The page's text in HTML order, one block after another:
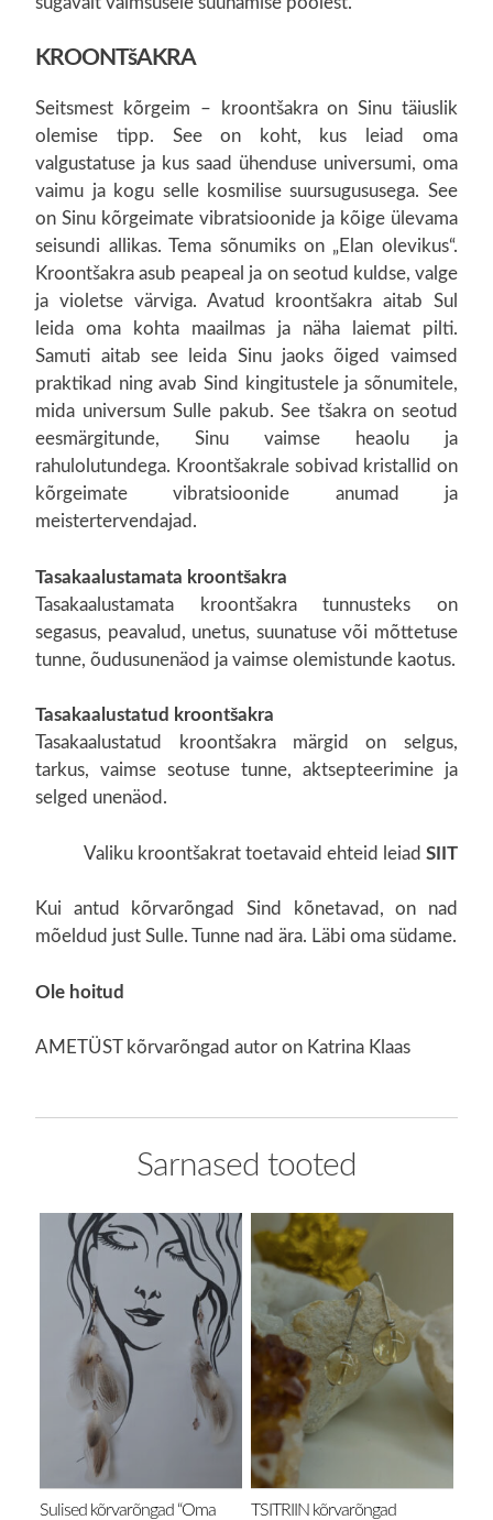
KROONTšAKRA
Seitsmest kõrgeim – kroontšakra on Sinu täiuslik
olemise tipp. See on koht, kus leiad oma
valgustatuse ja kus saad ühenduse universumi, oma
vaimu ja kogu selle kosmilise suursugususega. See
on Sinu kõrgeimate vibratsioonide ja kõige ülevama
seisundi allikas. Tema sõnumiks on „Elan olevikus“.
Kroontšakra asub peapeal ja on seotud kuldse, valge
ja violetse värviga. Avatud kroontšakra aitab Sul
leida oma kohta maailmas ja näha laiemat pilti.
Samuti aitab see leida Sinu jaoks õiged vaimsed
praktikad ning avab Sind kingitustele ja sõnumitele,
mida universum Sulle pakub. See tšakra on seotud
eesmärgitunde, Sinu vaimse heaolu ja
rahulolutundega. Kroontšakrale sobivad kristallid on
kõrgeimate vibratsioonide anumad ja
meistertervendajad.
Tasakaalustamata kroontšakra
Tasakaalustamata kroontšakra tunnusteks on
segasus, peavalud, unetus, suunatuse või mõttetuse
tunne, õudusunenäod ja vaimse olemistunde kaotus.
Tasakaalustatud kroontšakra
Tasakaalustatud kroontšakra märgid on selgus,
tarkus, vaimse seotuse tunne, aktsepteerimine ja
selged unenäod.
Valiku kroontšakrat toetavaid ehteid leiad SIIT
Kui antud kõrvarõngad Sind kõnetavad, on nad
mõeldud just Sulle. Tunne nad ära. Läbi oma südame.
Ole hoitud
AMETÜST kõrvarõngad autor on Katrina Klaas
Sarnased tooted
Sulised kõrvarõngad “Oma
TSITRIIN kõrvarõngad